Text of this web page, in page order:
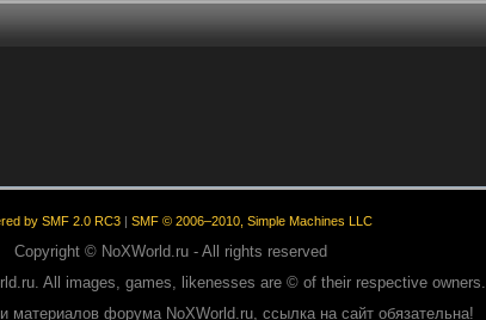
by SMF 2.0 RC3| SMF © 2006–2010, Simple Machines LLC
Copyright © NoXWorld.ru - All rights reserved
All images, games, likenesses are © of their respective owners.
материалов форума NoXWorld.ru, ссылка на сайт обязательна!